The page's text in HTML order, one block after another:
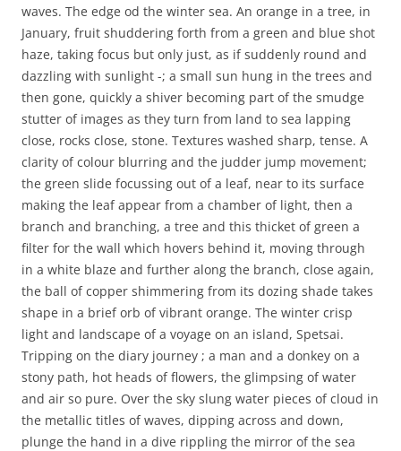
waves. The edge od the winter sea. An orange in a tree, in
January, fruit shuddering forth from a green and blue shot
haze, taking focus but only just, as if suddenly round and
dazzling with sunlight -; a small sun hung in the trees and
then gone, quickly a shiver becoming part of the smudge
stutter of images as they turn from land to sea lapping
close, rocks close, stone. Textures washed sharp, tense. A
clarity of colour blurring and the judder jump movement;
the green slide focussing out of a leaf, near to its surface
making the leaf appear from a chamber of light, then a
branch and branching, a tree and this thicket of green a
filter for the wall which hovers behind it, moving through
in a white blaze and further along the branch, close again,
the ball of copper shimmering from its dozing shade takes
shape in a brief orb of vibrant orange. The winter crisp
light and landscape of a voyage on an island, Spetsai.
Tripping on the diary journey ; a man and a donkey on a
stony path, hot heads of flowers, the glimpsing of water
and air so pure. Over the sky slung water pieces of cloud in
the metallic titles of waves, dipping across and down,
plunge the hand in a dive rippling the mirror of the sea